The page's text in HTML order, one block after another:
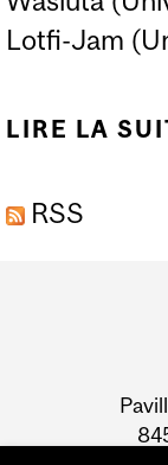
Lotfi-Jam
LIRE LA
RSS